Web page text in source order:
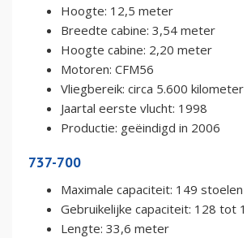
Hoogte: 12,5 meter
Breedte cabine: 3,54 meter
Hoogte cabine: 2,20 meter
Motoren: CFM56
Vliegbereik: circa 5.600 kilometer
Jaartal eerste vlucht: 1998
Productie: geëindigd in 2006
737-700
Maximale capaciteit: 149 stoelen
Gebruikelijke capaciteit: 128 tot
Lengte: 33,6 meter